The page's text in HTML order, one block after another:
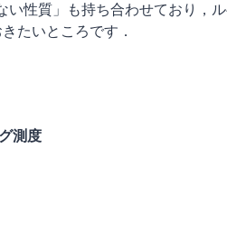
性質」も持ち合わせており，
たいところです．
測度